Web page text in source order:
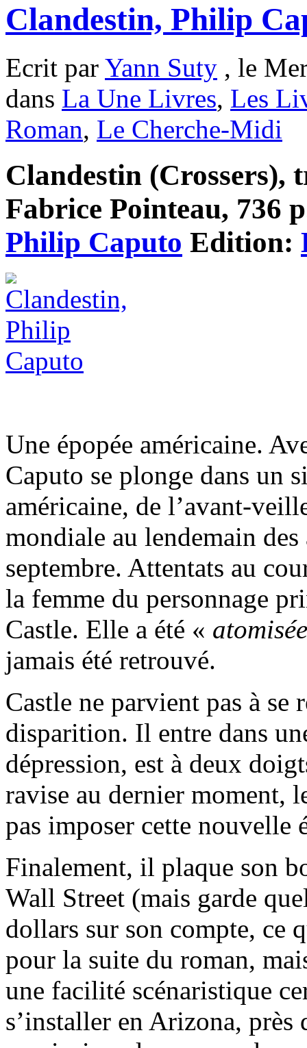
Clandestin, Philip
Ecrit par Yann Suty , le
dans La Une Livres, Les
Roman, Le Cherche-Midi
Clandestin (Crossers),
Fabrice Pointeau, 736
Philip Caputo Edition:
Une épopée américaine.
Caputo se plonge dans un
américaine, de l’avant-
mondiale au lendemain
septembre. Attentats au
la femme du personnage
Castle. Elle a été « atomisée
jamais été retrouvé.
Castle ne parvient pas à se
disparition. Il entre dans
dépression, est à deux
ravise au dernier moment,
pas imposer cette nouvelle
Finalement, il plaque son
Wall Street (mais garde
dollars sur son compte, ce
pour la suite du roman,
une facilité scénaristique
s’installer en Arizona, près